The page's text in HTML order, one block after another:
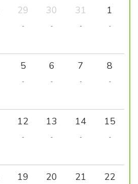
29
-
30
-
31
-
1
-
5
-
6
-
7
-
8
-
12
-
13
-
14
-
15
-
19 20 21 22